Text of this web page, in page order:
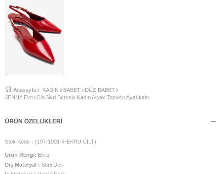
Anasayfa KADIN BABET
DÜZ BABET
JENNA Ekru Cilt Sivri Burunlu Kadın Alçak Topuklu Ayakkabı
ÜRÜN ÖZELLIKLERI
Stok Kodu (197-1001-4-EKRU CILT)
Ürün Rengi: Ekru
Dış Materyal : Suni Deri